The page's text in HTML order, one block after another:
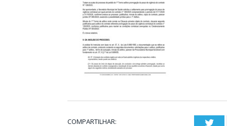
COMPARTILHAR: